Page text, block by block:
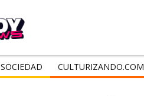
SOCIEDAD CULTURIZANDO.COM